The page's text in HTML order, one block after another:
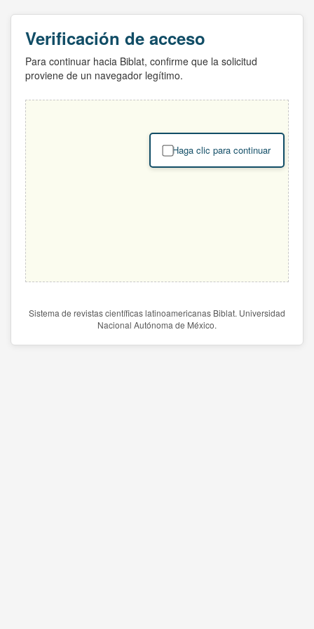
Verificación de acceso
Para continuar hacia Biblat, confirme que la solicitud
proviene de un navegador legítimo.
Haga clic para continuar
Sistema de revistas científicas latinoamericanas Biblat. Universidad
Nacional Autónoma de México.